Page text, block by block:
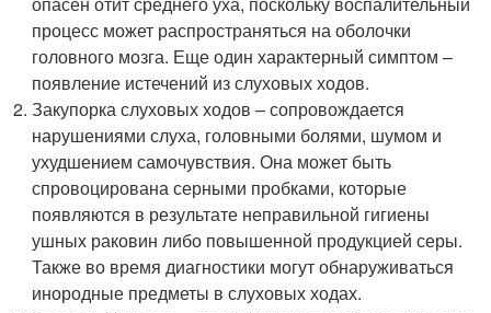
процесс может распространяться на оболочки
головного мозга. Еще один характерный симптом –
появление истечений из слуховых ходов.
Закупорка слуховых ходов – сопровождается
нарушениями слуха, головными болями, шумом и
ухудшением самочувствия. Она может быть
спровоцирована серными пробками, которые
появляются в результате неправильной гигиены
ушных раковин либо повышенной продукцией серы.
Также во время диагностики могут обнаруживаться
инородные предметы в слуховых ходах.